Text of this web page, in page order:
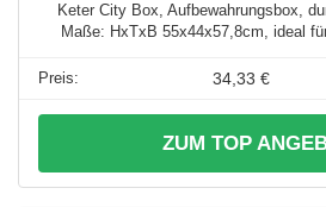
Keter City Box, Aufbewahrungsbox,
Maße: HxTxB 55x44x57,8cm, ideal
34,33 €
ZUM TOP